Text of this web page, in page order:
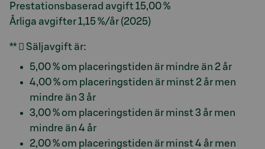
Prestationsbaserad avgift 15,00 %
Årliga avgifter 1,15 %/år (2025)
**  Säljavgift är:
5,00 % om placeringstiden är mindre än 2 år
4,00 % om placeringstiden är minst 2 år men
mindre än 3 år
3,00 % om placeringstiden är minst 3 år men
mindre än 4 år
2,00 % om placeringstiden är minst 4 år men